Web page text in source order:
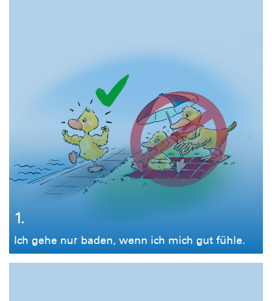
1.
Ich gehe nur baden, wenn ich mich gut fühle.